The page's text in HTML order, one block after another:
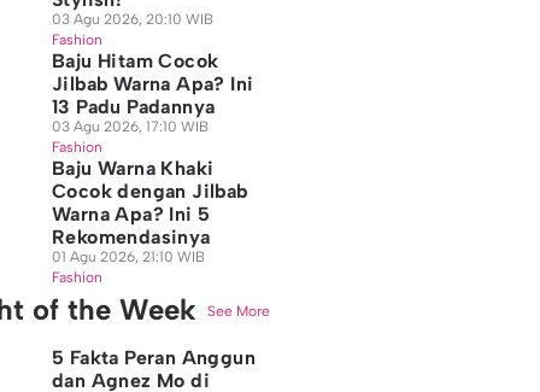
03 Agu 2026, 20:10 WIB
Fashion
Baju Hitam Cocok
Jilbab Warna Apa? Ini
13 Padu Padannya
03 Agu 2026, 17:10 WIB
Fashion
Baju Warna Khaki
Cocok dengan Jilbab
Warna Apa? Ini 5
Rekomendasinya
01 Agu 2026, 21:10 WIB
Fashion
of the Week See More
5 Fakta Peran Anggun
dan Agnez Mo di